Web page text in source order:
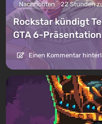
Nachrichten 22 Stunden
Rockstar kündigt
GTA 6-
Einen Kommentar